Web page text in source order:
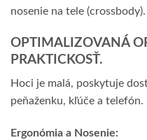
nosenie na tele (crossbody).
OPTIMALIZOVANÁ
PRAKTICKOSŤ.
Hoci je malá, poskytuje
peňaženku, kľúče a
Ergonómia a Nosenie: